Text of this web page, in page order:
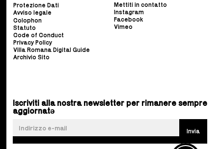
Protezione Dati
Avviso legale
Colophon
Statuto
Code of Conduct
Privacy Policy
Villa Romana Digital Guide
Archivio Sito
Mettiti in contatto
Instagram
Facebook
Vimeo
Iscriviti alla nostra newsletter per rimanere sempre
aggiornatə